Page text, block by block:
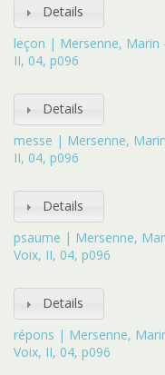
Details
leçon | Mersenne, Marin
II, 04, p096
Details
messe | Mersenne,
II, 04, p096
Details
psaume | Mersenne,
Voix, II, 04, p096
Details
répons | Mersenne,
Voix, II, 04, p096